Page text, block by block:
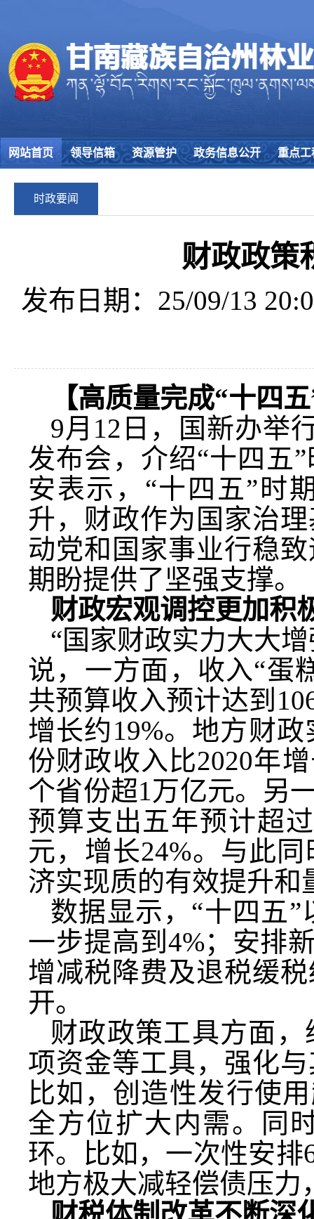
网站首页 领导信箱 资源管护 政务信息公开 重点工
时政要闻
财政政策
发布日期：25/09/13
【高质量完成“十四
9月12日，国新办举
发布会，介绍“十四五
安表示，“十四五”时
升，财政作为国家治
动党和国家事业行稳
期盼提供了坚强支撑。
财政宏观调控更加积
“国家财政实力大大
说，一方面，收入“蛋
共预算收入预计达到
增长约19%。地方财
份财政收入比2020年
个省份超1万亿元。另
预算支出五年预计超
元，增长24%。与此
济实现质的有效提升和
数据显示，“十四五”
一步提高到4%；安排
增减税降费及退税缓
开。
财政政策工具方面
项资金等工具，强化
比如，创造性发行使
全方位扩大内需。同
环。比如，一次性安
地方极大减轻偿债压力